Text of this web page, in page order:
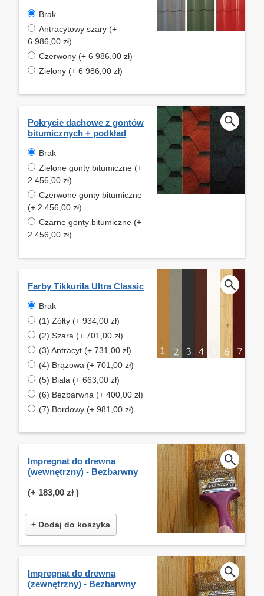
Brak
Antracytowy szary (+
6 986,00 zł)
Czerwony (+ 6 986,00 zł)
Zielony (+ 6 986,00 zł)
Pokrycie dachowe z gontów
bitumicznych + podkład
Brak
Zielone gonty bitumiczne (+
2 456,00 zł)
Czerwone gonty bitumiczne
(+ 2 456,00 zł)
Czarne gonty bitumiczne (+
2 456,00 zł)
Farby Tikkurila Ultra Classic
Brak
(1) Żółty (+ 934,00 zł)
(2) Szara (+ 701,00 zł)
(3) Antracyt (+ 731,00 zł)
(4) Brązowa (+ 701,00 zł)
(5) Biała (+ 663,00 zł)
(6) Bezbarwna (+ 400,00 zł)
(7) Bordowy (+ 981,00 zł)
Impregnat do drewna
(wewnętrzny) - Bezbarwny
(+ 183,00 zł )
+ Dodaj do koszyka
Impregnat do drewna
(zewnętrzny) - Bezbarwny